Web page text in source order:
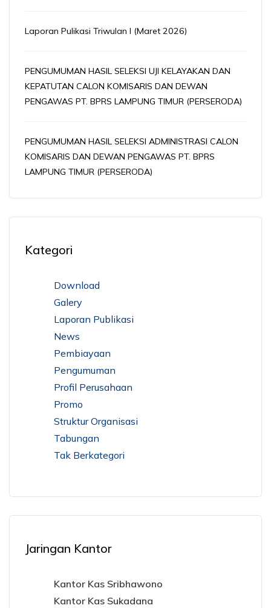
Laporan Pulikasi Triwulan I (Maret 2026)
PENGUMUMAN HASIL SELEKSI UJI KELAYAKAN DAN
KEPATUTAN CALON KOMISARIS DAN DEWAN
PENGAWAS PT. BPRS LAMPUNG TIMUR (PERSERODA)
PENGUMUMAN HASIL SELEKSI ADMINISTRASI CALON
KOMISARIS DAN DEWAN PENGAWAS PT. BPRS
LAMPUNG TIMUR (PERSERODA)
Kategori
Download
Galery
Laporan Publikasi
News
Pembiayaan
Pengumuman
Profil Perusahaan
Promo
Struktur Organisasi
Tabungan
Tak Berkategori
Jaringan Kantor
Kantor Kas Sribhawono
Kantor Kas Sukadana